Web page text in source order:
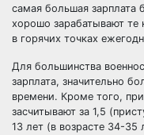
самая большая
хорошо зарабатывают те
в горячих точках
Для большинства
зарплата, значительно
времени. Кроме того,
засчитывают за 1,5
13 лет (в возрасте 34-35